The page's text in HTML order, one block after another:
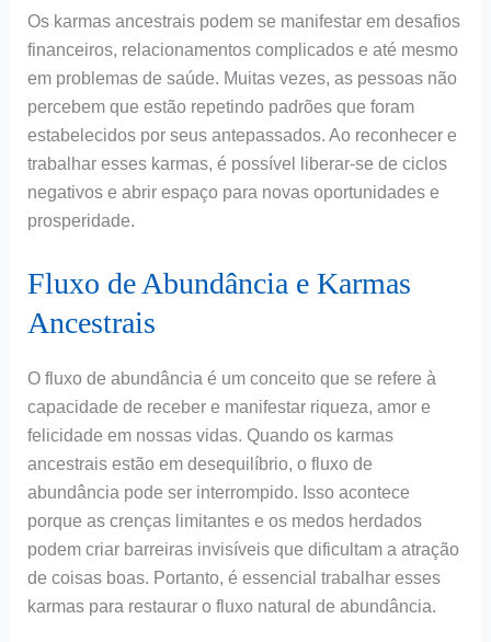
Os karmas ancestrais podem se manifestar em desafios
financeiros, relacionamentos complicados e até mesmo
em problemas de saúde. Muitas vezes, as pessoas não
percebem que estão repetindo padrões que foram
estabelecidos por seus antepassados. Ao reconhecer e
trabalhar esses karmas, é possível liberar-se de ciclos
negativos e abrir espaço para novas oportunidades e
prosperidade.
Fluxo de Abundância e Karmas
Ancestrais
O fluxo de abundância é um conceito que se refere à
capacidade de receber e manifestar riqueza, amor e
felicidade em nossas vidas. Quando os karmas
ancestrais estão em desequilíbrio, o fluxo de
abundância pode ser interrompido. Isso acontece
porque as crenças limitantes e os medos herdados
podem criar barreiras invisíveis que dificultam a atração
de coisas boas. Portanto, é essencial trabalhar esses
karmas para restaurar o fluxo natural de abundância.